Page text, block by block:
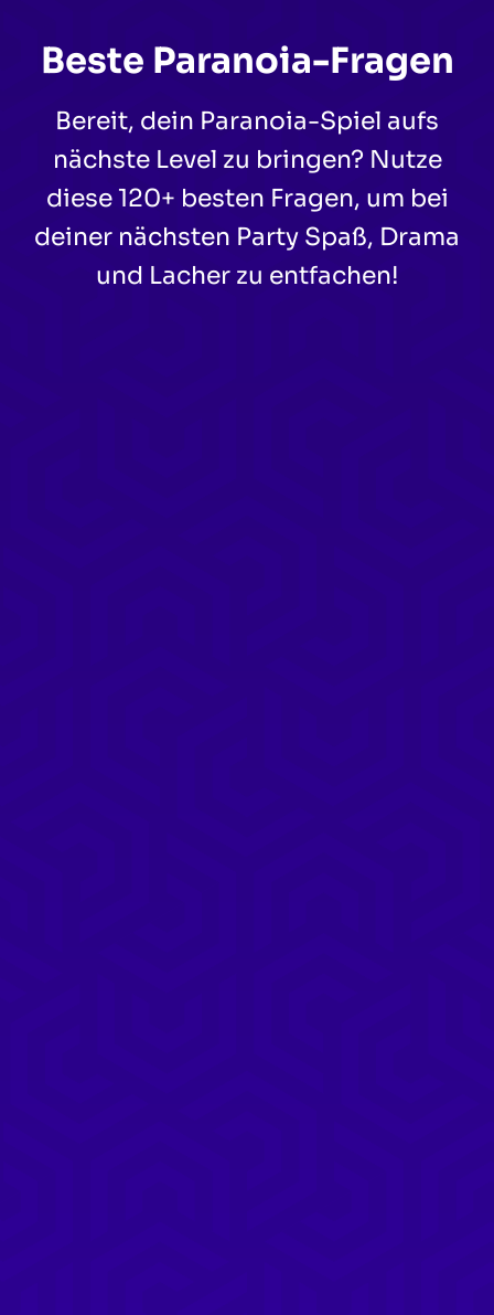
Beste Paranoia-Fragen
Bereit, dein Paranoia-Spiel aufs
nächste Level zu bringen? Nutze
diese 120+ besten Fragen, um bei
deiner nächsten Party Spaß, Drama
und Lacher zu entfachen!